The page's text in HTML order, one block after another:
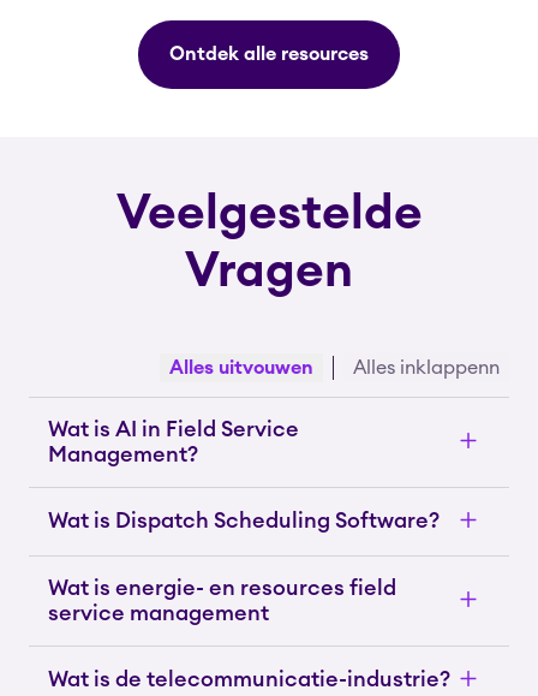
Ontdek alle resources
Veelgestelde
Vragen
Alles uitvouwen Alles inklappenn
Wat is AI in Field Service
Management?
Wat is Dispatch Scheduling Software?
Wat is energie- en resources field
service management
Wat is de telecommunicatie-industrie?